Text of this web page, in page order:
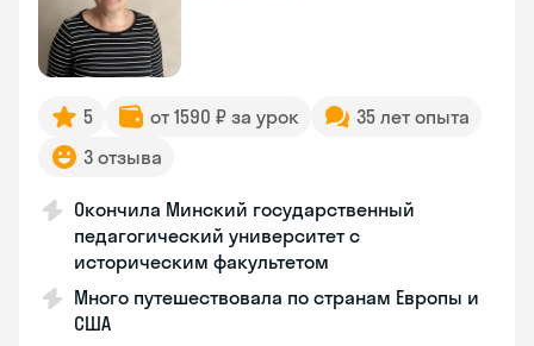
5 от 1590 ₽ за урок
35 лет опыта
3 отзыва
Окончила Минский государственный
педагогический университет с
историческим факультетом
Много путешествовала по странам Европы и
США